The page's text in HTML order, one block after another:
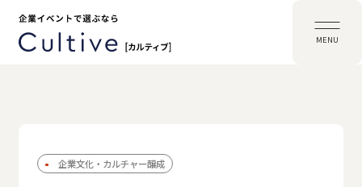
MENU
企業文化・カルチャー醸成